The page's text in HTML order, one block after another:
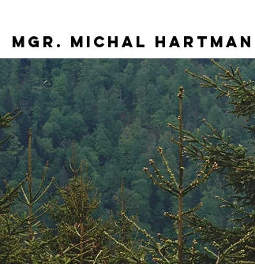
Mgr. Michal Hartman